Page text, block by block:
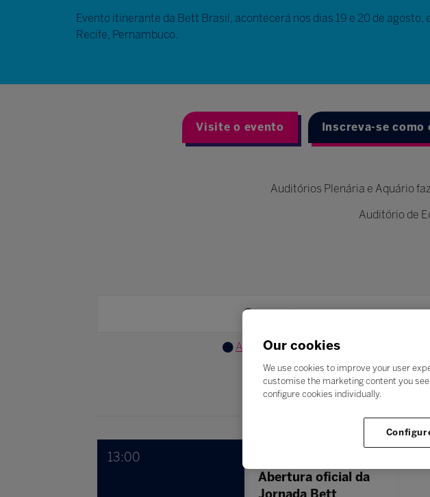
Evento itinerante da Bett Brasil, acontecerá nos dias 19 e 20 de agosto,
Recife, Pernambuco.
Visite o evento Inscreva-se como
Auditórios Plenária e Aquário
Auditório de
Pesquisar
Ação Digital Ação Pedagógica
19 ago.
13:00
Abertura oficial da
Our cookies
We use cookies to improve your user
customise the marketing content you see
configure cookies individually.